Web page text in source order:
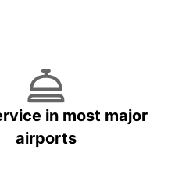
in most major
airports